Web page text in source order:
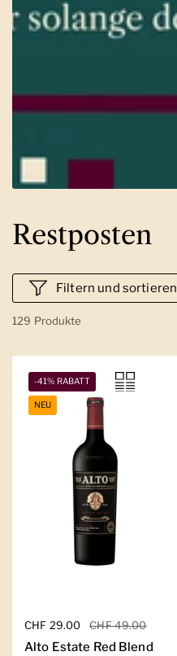
Restposten
129 Produkte
Filtern und sortieren
Regulärer Preis
CHF 29.00 Sale-Preis
CHF 49.00
Alto Estate Red Blend
-41% RABATT
NEU